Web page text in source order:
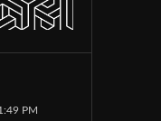
PM